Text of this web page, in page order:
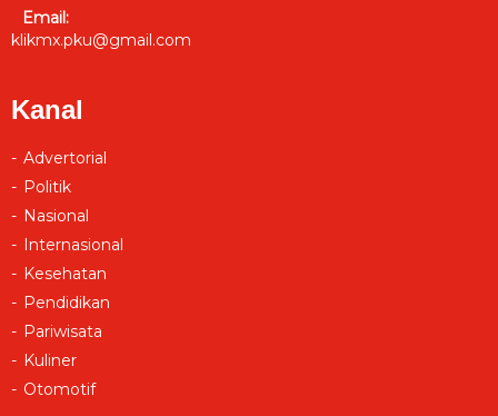
Email:
klikmx.pku@gmail.com
Kanal
Advertorial
Politik
Nasional
Internasional
Kesehatan
Pendidikan
Pariwisata
Kuliner
Otomotif